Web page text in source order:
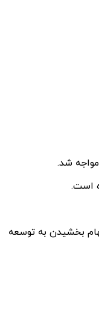
بخشیدن به توسعه